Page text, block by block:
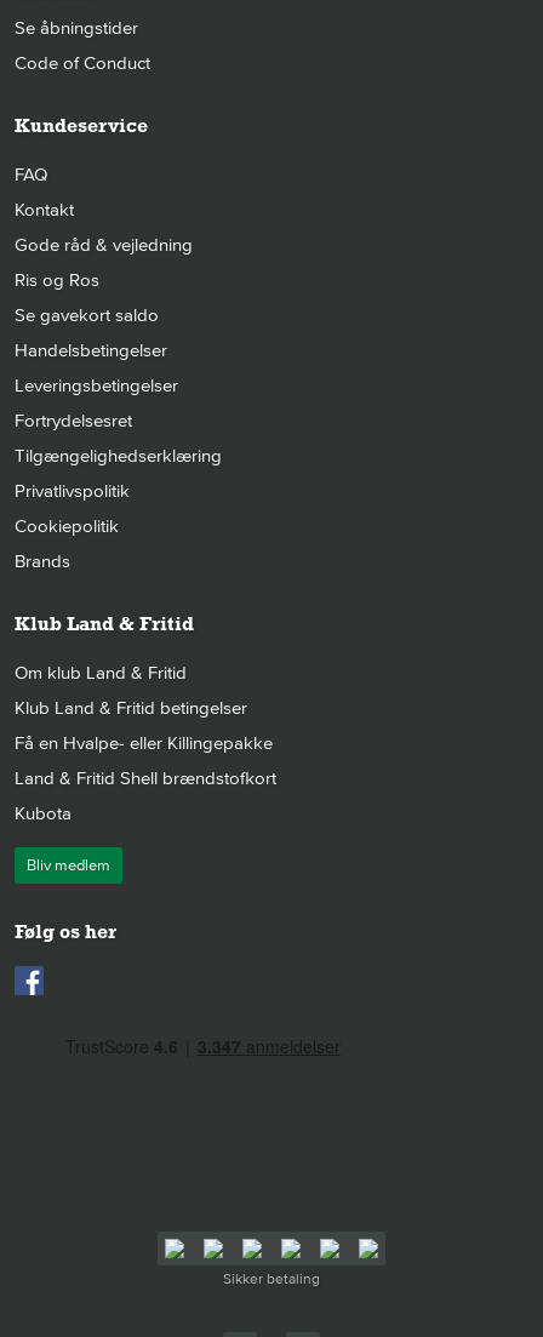
Se åbningstider
Code of Conduct
Kundeservice
FAQ
Kontakt
Gode råd & vejledning
Ris og Ros
Se gavekort saldo
Handelsbetingelser
Leveringsbetingelser
Fortrydelsesret
Tilgængelighedserklæring
Privatlivspolitik
Cookiepolitik
Brands
Klub Land & Fritid
Om klub Land & Fritid
Klub Land & Fritid betingelser
Få en Hvalpe- eller Killingepakke
Land & Fritid Shell brændstofkort
Kubota
Bliv medlem
Følg os her
Sikker betaling